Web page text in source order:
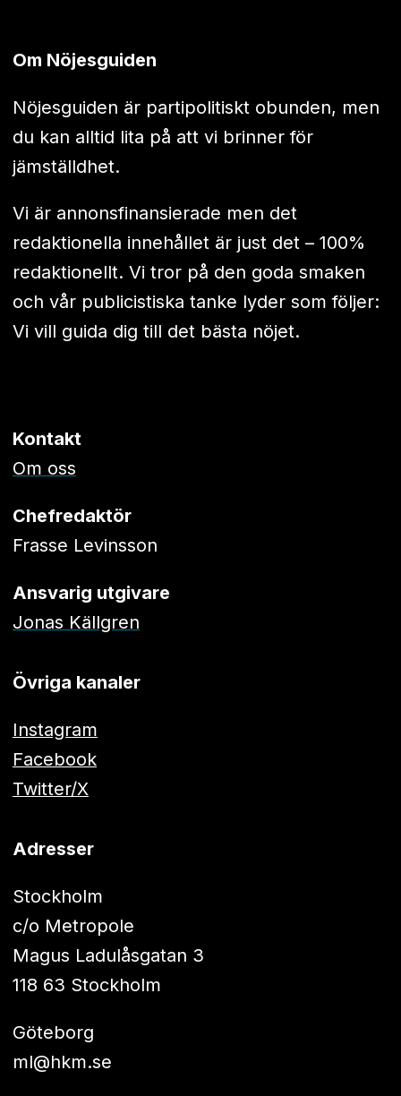
Om Nöjesguiden
Nöjesguiden är partipolitiskt obunden, men
du kan alltid lita på att vi brinner för
jämställdhet.
Vi är annonsfinansierade men det
redaktionella innehållet är just det – 100%
redaktionellt. Vi tror på den goda smaken
och vår publicistiska tanke lyder som följer:
Vi vill guida dig till det bästa nöjet.
Kontakt
Om oss
Chefredaktör
Frasse Levinsson
Ansvarig utgivare
Jonas Källgren
Övriga kanaler
Instagram
Facebook
Twitter/X
Adresser
Stockholm
c/o Metropole
Magus Ladulåsgatan 3
118 63 Stockholm
Göteborg
ml@hkm.se